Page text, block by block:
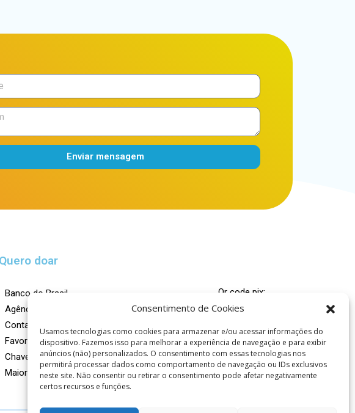
Consentimento de Cookies
Usamos tecnologias como cookies para armazenar e/ou acessar informações do
dispositivo. Fazemos isso para melhorar a experiência de navegação e para exibir
anúncios (não) personalizados. O consentimento com essas tecnologias nos
permitirá processar dados como comportamento de navegação ou IDs exclusivos
neste site. Não consentir ou retirar o consentimento pode afetar negativamente
certos recursos e funções.
Enviar mensagem
Quero doar
Banco do Brasil
Agência: 0023-X
Conta Corrente: 100.000-4
Favorecido: Centro Espírita Caridade e Fé
Chave Pix:doar@caridadefe.org.br
Maiores informações: (86) 99978-5695
Qr code pix: